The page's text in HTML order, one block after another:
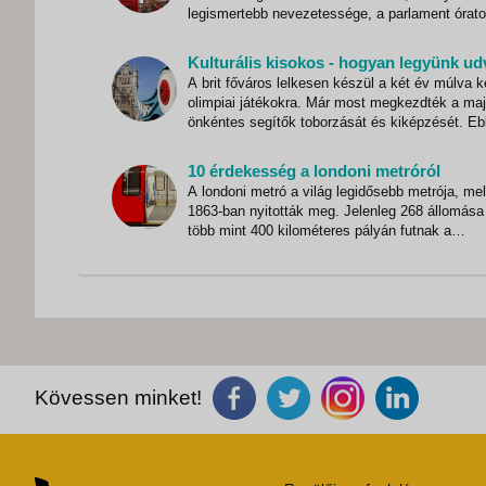
legismertebb nevezetessége, a parlament
1858-ban felépült, 97 méter magas Big Ben -
csak a benne lakozó óraharangot hívták így, d
A brit főváros lelkesen készül a két év múlva
olimpiai játékokra. Már most megkezdték a
önkéntes segítők toborzását és kiképzését.
hogy az egyes nemzetek kulturális különbségei
"veszélyeket" rejtenek magukban. Ha p
10 érdekesség a londoni metróról
A londoni metró a világ legidősebb metrója,
1863-ban nyitották meg. Jelenleg 268
több mint 400 kilométeres pályán futnak a
Kövessen minket!